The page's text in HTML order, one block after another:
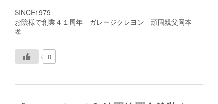
SINCE1979
お陰様で創業４１周年 ガレージクレヨン 頑固親父岡本
孝
0